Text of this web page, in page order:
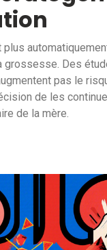
grossesse. Des
pas le
de les
de la mère.